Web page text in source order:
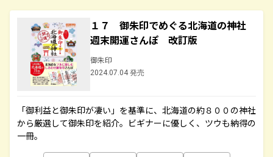
１７ 御朱印でめぐる北海道の神社
週末開運さんぽ 改訂版
御朱印
2024.07.04 発売
「御利益と御朱印が凄い」を基準に、北海道の約８００の神社
から厳選して御朱印を紹介。ビギナーに優しく、ツウも納得の
一冊。